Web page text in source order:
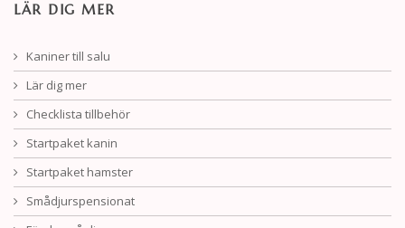
LÄR DIG MER
Kaniner till salu
Lär dig mer
Checklista tillbehör
Startpaket kanin
Startpaket hamster
Smådjurspensionat